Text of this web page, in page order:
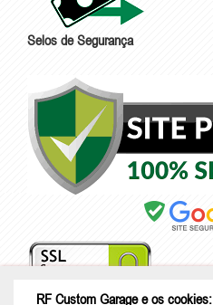
Selos de Segurança
RF Custom Garage e os cookies: